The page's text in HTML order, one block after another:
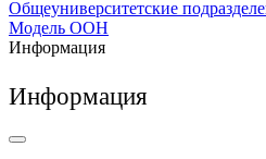
Общеуниверситетские
Модель ООН
Информация
Информация